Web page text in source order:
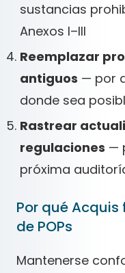
sustancias
Anexos I–III
Reemplazar
antiguos — por
donde sea
Rastrear
regulaciones —
próxima
Por qué
de POPs
Mantenerse